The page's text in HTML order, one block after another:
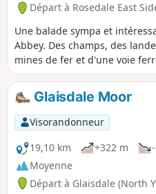
Départ à Rosedale East
Une balade sympa et
Abbey. Des champs, des
mines de fer et d'une voie
à mi-chemin à Dale Head
Glaisdale Moor
Visorandonneur
19,10 km
+322 m
Moyenne
Départ à Glaisdale (North